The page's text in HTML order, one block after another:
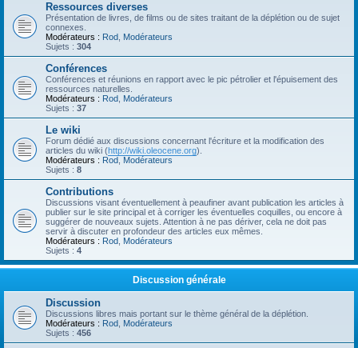
Ressources diverses
Présentation de livres, de films ou de sites traitant de la déplétion ou de sujet
connexes.
Modérateurs : Rod Modérateurs
Sujets : 304
Conférences
Conférences et réunions en rapport avec le pic pétrolier et l'épuisement des
ressources naturelles.
Modérateurs : Rod Modérateurs
Sujets : 37
Le wiki
Forum dédié aux discussions concernant l'écriture et la modification des
articles du wiki (http://wiki.oleocene.org).
Modérateurs : Rod Modérateurs
Sujets : 8
Contributions
Discussions visant éventuellement à peaufiner avant publication les articles à
publier sur le site principal et à corriger les éventuelles coquilles, ou encore à
suggérer de nouveaux sujets. Attention à ne pas dériver, cela ne doit pas
servir à discuter en profondeur des articles eux mêmes.
Modérateurs : Rod Modérateurs
Sujets : 4
Discussion générale
Discussion
Discussions libres mais portant sur le thème général de la déplétion.
Modérateurs : Rod Modérateurs
Sujets : 456